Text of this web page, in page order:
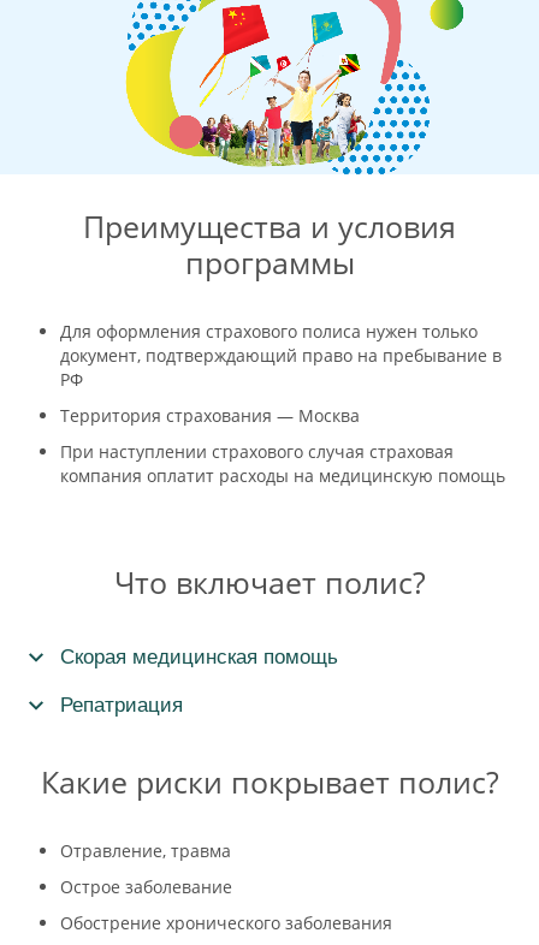
Преимущества и условия
программы
Для оформления страхового полиса нужен только
документ, подтверждающий право на пребывание в
РФ
Территория страхования — Москва
При наступлении страхового случая страховая
компания оплатит расходы на медицинскую помощь
Что включает полис?
Скорая медицинская помощь
Репатриация
Какие риски покрывает полис?
Отравление, травма
Острое заболевание
Обострение хронического заболевания